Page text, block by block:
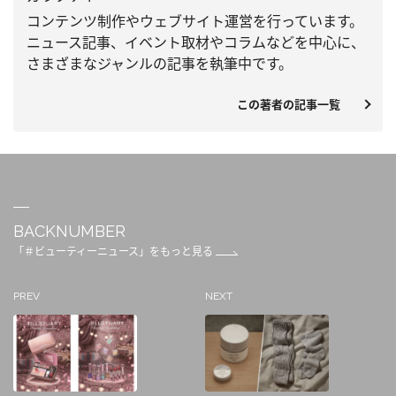
コンテンツ制作やウェブサイト運営を行っています。
ニュース記事、 イベント取材やコラムなどを中心に、
さまざまなジャンルの記事を執筆中です。
この著者の記事一覧
BACKNUMBER
「＃ビューティーニュース」をもっと見る
PREV NEXT